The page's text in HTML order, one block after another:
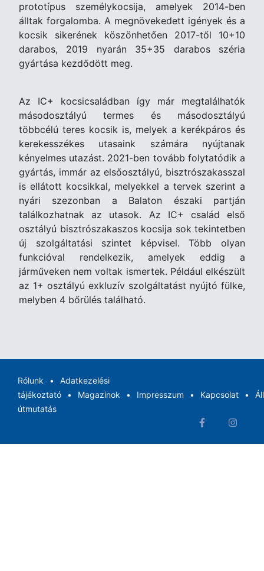
prototípus személykocsija, amelyek 2014-ben
álltak forgalomba. A megnövekedett igények és a
kocsik sikerének köszönhetően 2017-től 10+10
darabos, 2019 nyarán 35+35 darabos széria
gyártása kezdődött meg.
Az IC+ kocsicsaládban így már megtalálhatók
másodosztályú termes és másodosztályú
többcélú teres kocsik is, melyek a kerékpáros és
kerekesszékes utasaink számára nyújtanak
kényelmes utazást. 2021-ben tovább folytatódik a
gyártás, immár az elsőosztályú, bisztrószakasszal
is ellátott kocsikkal, melyekkel a tervek szerint a
nyári szezonban a Balaton északi partján
találkozhatnak az utasok. Az IC+ család első
osztályú bisztrószakaszos kocsija sok tekintetben
új szolgáltatási szintet képvisel. Több olyan
funkcióval rendelkezik, amelyek eddig a
járműveken nem voltak ismertek. Például elkészült
az 1+ osztályú exkluzív szolgáltatást nyújtó fülke,
melyben 4 bőrülés található.
Rólunk
Adatkezelési
tájékoztató
Magazinok Impresszum Kapcsolat
útmutatás